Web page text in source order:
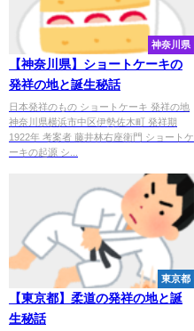
神奈川県
【神奈川県】ショートケーキの
発祥の地と誕生秘話
日本発祥のもの ショートケーキ 発祥の地
神奈川県横浜市中区伊勢佐木町 発祥期
1922年 考案者 藤井林右座衛門 ショートケ
ーキの起源 シ...
東京都
【東京都】柔道の発祥の地と誕
生秘話